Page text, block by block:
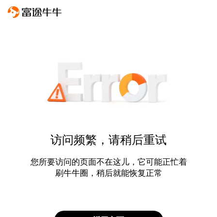
访问频繁，请稍后重试
您所要访问的页面不在这儿，它可能正忙着
刷牛牛圈，稍后就能恢复正常